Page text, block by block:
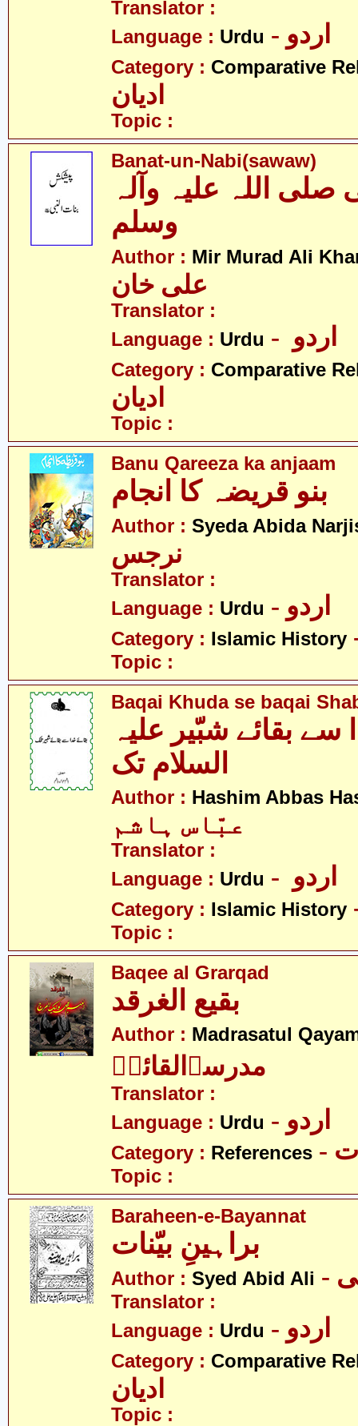
Translator :
Language : Urdu - اردو
Category : Comparative
ادیان
Topic :
Banat-un-Nabi(sawaw)
صلی اللہ علیہ وآلہ
وسلم
Author : Mir Murad Ali
علی خان
Translator :
Language : Urdu
Category : Comparative
ادیان
Topic :
Banu Qareeza ka anjaam
بنو قریضہ کا انجام
Author : Syeda Abida
نرجس
Translator :
Language : Urdu - اردو
Category : Islamic History
Topic :
Baqai Khuda se baqai
سے بقائے شبّیر علیہ
Author : Hashim Abbas
عبّاس ہاشم
Translator :
Language : Urdu
Category : Islamic History
Topic :
Baqee al Grarqad
بقیع الغرقد
Author : Madrasatul
مدرسۃالقائمؑ
Translator :
Language : Urdu - اردو
Category : References
Topic :
Baraheen-e-Bayannat
براہینِ بیّنات
Author : Syed Abid Ali
Translator :
Language : Urdu - اردو
Category : Comparative
ادیان
Topic :